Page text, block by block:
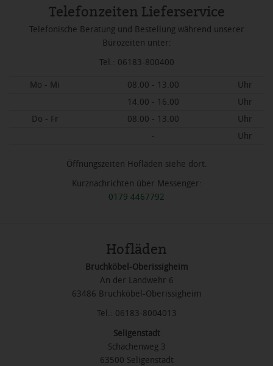
Telefonzeiten Lieferservice
Telefonische Beratung und Bestellung während unserer
Bürozeiten unter:
Tel.: 06183-800400
Mo - Mi 08.00 - 13.00
Uhr
14.00 - 16.00
Uhr
Do - Fr
08.00 - 13.00
Uhr
-
Uhr
Öffnungszeiten Hofläden siehe dort.
Kurznachrichten über Messenger:
0179 4467792
Hofläden
Bruchköbel-Oberissigheim
An der Landwehr 6
63486 Bruchköbel-Oberissigheim
Tel.: 06183-8004013
Seligenstadt
Schachenweg 3
63500 Seligenstadt